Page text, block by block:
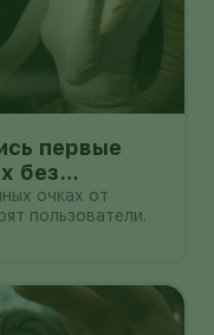
первые
без
очках от
пользователи.